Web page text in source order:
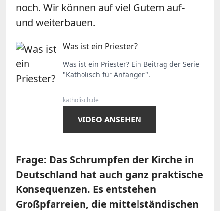
noch. Wir können auf viel Gutem auf-
und weiterbauen.
Was ist ein Priester?
Was ist ein Priester? Ein Beitrag der Serie
"Katholisch für Anfänger".
katholisch.de
VIDEO ANSEHEN
Frage: Das Schrumpfen der Kirche in
Deutschland hat auch ganz praktische
Konsequenzen. Es entstehen
Großpfarreien, die mittelständischen